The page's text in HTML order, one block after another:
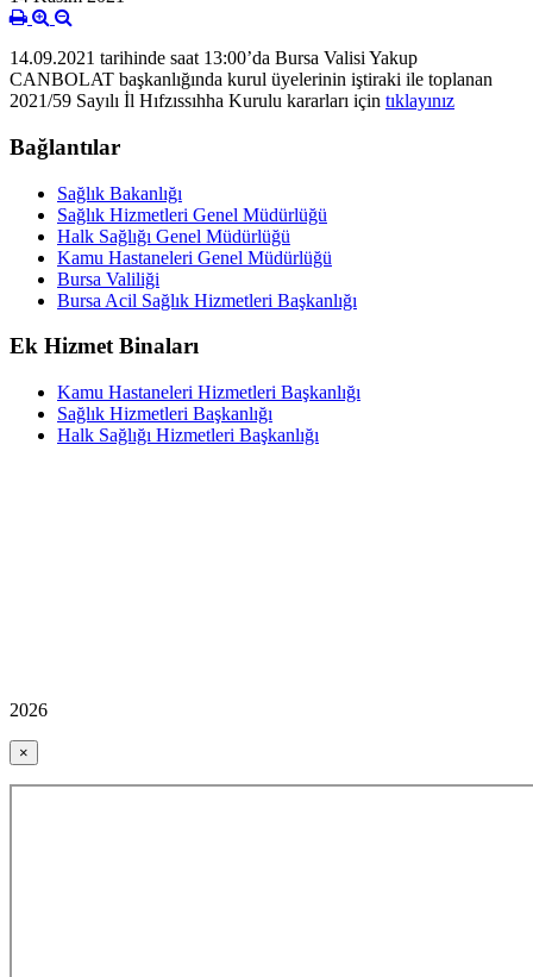
14.09.2021 tarihinde saat 13:00’da Bursa Valisi Yakup
CANBOLAT başkanlığında kurul üyelerinin iştiraki ile toplanan
2021/59 Sayılı İl Hıfzıssıhha Kurulu kararları için tıklayınız
Bağlantılar
Sağlık Bakanlığı
Sağlık Hizmetleri Genel Müdürlüğü
Halk Sağlığı Genel Müdürlüğü
Kamu Hastaneleri Genel Müdürlüğü
Bursa Valiliği
Bursa Acil Sağlık Hizmetleri Başkanlığı
Ek Hizmet Binaları
Kamu Hastaneleri Hizmetleri Başkanlığı
Sağlık Hizmetleri Başkanlığı
Halk Sağlığı Hizmetleri Başkanlığı
2026
×